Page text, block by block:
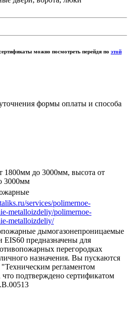
можно посмотреть перейдя по этой
формы оплаты и способа
1800мм до 3000мм, высота от
3000мм
services/polimernoe-
metalloizdeliy/polimernoe-
metalloizdeliy/
дымогазонепроницаемые
EIS60 предназначены для
перегородках
назначения. Вы пускаются
регламентом
подтверждено сертификатом